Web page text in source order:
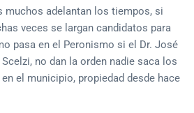
muchos adelantan los tiempos, si
veces se largan candidatos para
pasa en el Peronismo si el Dr. José
no dan la orden nadie saca los
el municipio, propiedad desde hace